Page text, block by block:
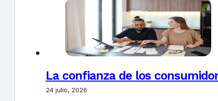
La confianza de los
24 julio, 2026